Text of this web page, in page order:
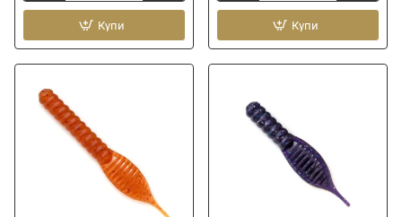
FANATIK
Cheburashka
-
Nebula
Купи
примамка
Gipnoz
Long
Купи